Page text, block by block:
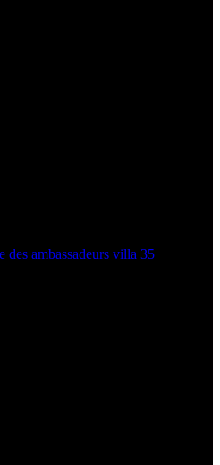
des ambassadeurs villa 35